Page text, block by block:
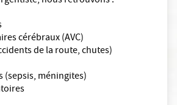
cérébraux (AVC)
de la route, chutes)
(sepsis, méningites)